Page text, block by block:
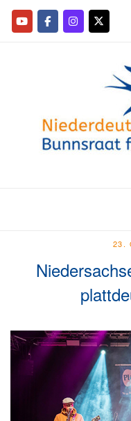
23.